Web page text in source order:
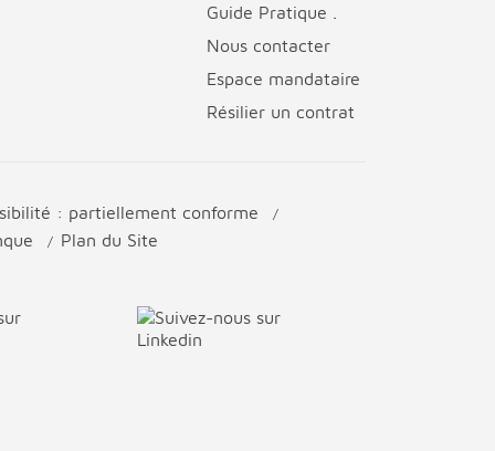
Guide Pratique .
Nous contacter
Espace mandataire
Résilier un contrat
: partiellement conforme
Plan du Site